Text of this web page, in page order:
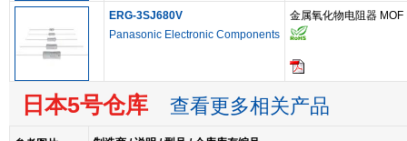
ERG-3SJ680V
Panasonic Electronic Components
金属氧化物电阻器
日本5号仓库 查看更多相关产品